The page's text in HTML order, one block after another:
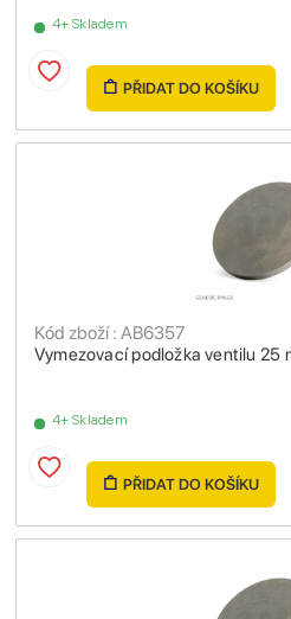
4+ Skladem
PŘIDAT DO KOŠÍKU
Vymezovací podložka ventilu 25
Kód zboží : AB6357
4+ Skladem
PŘIDAT DO KOŠÍKU